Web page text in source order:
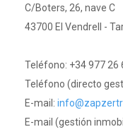
C/Boters, 26, nave C
43700 El Vendrell -
Teléfono: +34 977 26
Teléfono (directo
E-mail:
E-mail (gestión